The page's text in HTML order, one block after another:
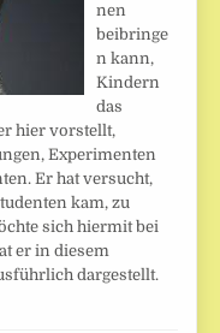
nen
beibringe
n kann,
Kindern
das
hier vorstellt,
Experimenten
Er hat versucht,
kam, zu
sich hiermit bei
er in diesem
dargestellt.